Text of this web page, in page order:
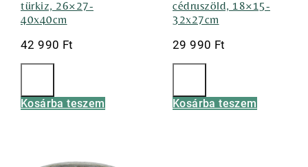
türkiz, 26×27-
40x40cm
42 990 Ft
Kosárba teszem
cédruszöld, 18×15-
32x27cm
29 990 Ft
Kosárba teszem